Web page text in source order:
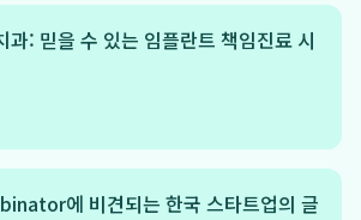
과: 믿을 수 있는 임플란트 책임진료 시
에 비견되는 한국 스타트업의 글